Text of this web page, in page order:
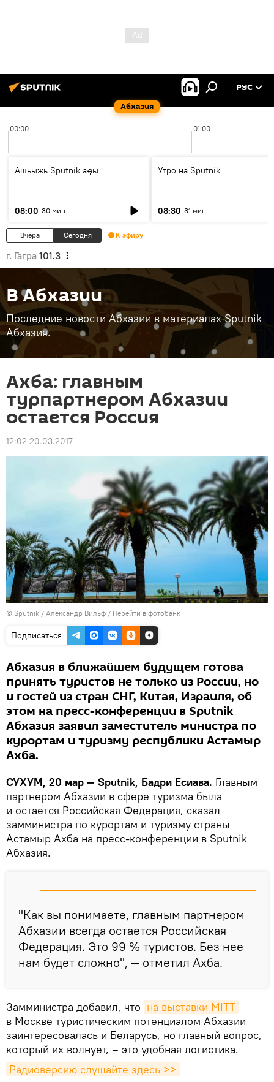
Абхазия
РУС
00:00 01:00
Ашьыжь Sputnik аҿы
08:00 30 мин
Утро на Sputnik
08:30 31 мин
Вчера Сегодня К эфиру
г. Гагра 101.3
В Абхазии
Последние новости Абхазии в материалах Sputnik
Абхазия.
Ахба: главным
турпартнером Абхазии
остается Россия
12:02 20.03.2017
© Sputnik / Александр Вильф / Перейти в фотобанк
Подписаться
Абхазия в ближайшем будущем готова
принять туристов не только из России, но
и гостей из стран СНГ, Китая, Израиля, об
этом на пресс-конференции в Sputnik
Абхазия заявил заместитель министра по
курортам и туризму республики Астамыр
Ахба.
СУХУМ, 20 мар — Sputnik, Бадри Есиава. Главным
партнером Абхазии в сфере туризма была
и остается Российская Федерация, сказал
замминистра по курортам и туризму страны
Астамыр Ахба на пресс-конференции в Sputnik
Абхазия.
"Как вы понимаете, главным партнером
Абхазии всегда остается Российская
Федерация. Это 99 % туристов. Без нее
нам будет сложно", — отметил Ахба.
Замминистра добавил, что на выставки MITT
в Москве туристическим потенциалом Абхазии
заинтересовалась и Беларусь, но главный вопрос,
который их волнует, – это удобная логистика.
Радиоверсию слушайте здесь >>